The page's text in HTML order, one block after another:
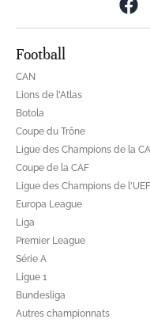
Football
CAN
Lions de l'Atlas
Botola
Coupe du Trône
Ligue des Champions de la
Coupe de la CAF
Ligue des Champions de
Europa League
Liga
Premier League
Série A
Ligue 1
Bundesliga
Autres championnats